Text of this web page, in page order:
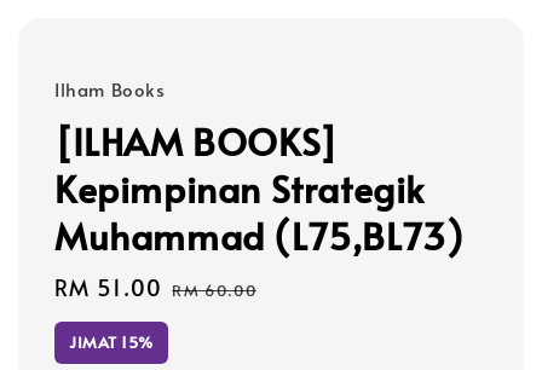
Ilham Books
[ILHAM BOOKS]
Kepimpinan Strategik
Muhammad (L75,BL73)
Sale
price
RM 51.00 Regular
RM 60.00
JIMAT 15%